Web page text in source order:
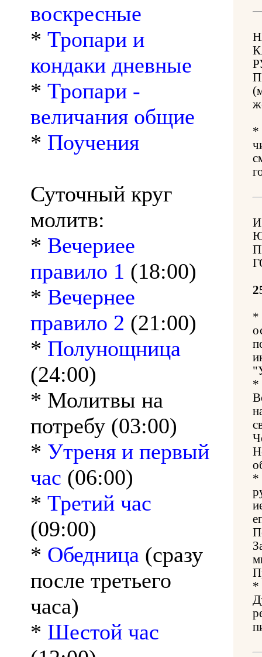
воскресные
* Тропари и
кондаки дневные
* Тропари -
величания общие
* Поучения
Суточный круг
молитв:
* Вечериее
правило 1 (18:00)
* Вечернее
правило 2 (21:00)
* Полунощница
(24:00)
* Молитвы на
потребу (03:00)
* Утреня и первый
час (06:00)
* Третий час
(09:00)
* Обедница (сразу
после третьего
часа)
* Шестой час
*
*
*
*
*